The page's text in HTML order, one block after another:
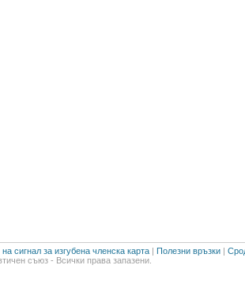
сигнал за изгубена членска карта | Полезни връзки |
съюз - Всички права запазени.